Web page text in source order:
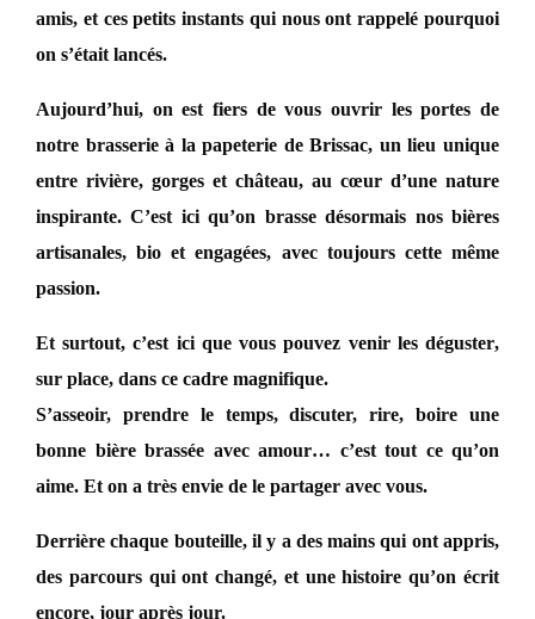
amis, et ces petits instants qui nous ont rappelé pourquoi
on s’était lancés.
Aujourd’hui, on est fiers de vous ouvrir les portes de
notre brasserie à la papeterie de Brissac, un lieu unique
entre rivière, gorges et château, au cœur d’une nature
inspirante. C’est ici qu’on brasse désormais nos bières
artisanales, bio et engagées, avec toujours cette même
passion.
Et surtout,c’est ici que vous pouvez venir les déguster,
sur place, dans ce cadre magnifique.
S’asseoir, prendre le temps, discuter, rire, boire une
bonne bière brassée avec amour… c’est tout ce qu’on
aime. Et on a très envie de le partager avec vous.
Derrière chaque bouteille, il y a des mains qui ont appris,
des parcours qui ont changé, et une histoire qu’on écrit
encore, jour après jour.